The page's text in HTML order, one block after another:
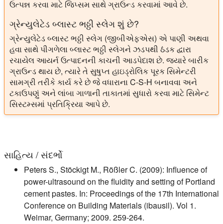
ઉત્પન્ન કરવા માટે જિપ્સમ સાથે ગ્રાઉન્ડ કરવામાં આવે છે.
ગ્રેન્યુલેટેડ બ્લાસ્ટ ભઠ્ઠી સ્લેગ શું છે?
ગ્રેન્યુલેટેડ બ્લાસ્ટ ભઠ્ઠી સ્લેગ (જીબીએફએસ) એ પાણી અથવા
હવા સાથે પીગળેલા બ્લાસ્ટ ભઠ્ઠી સ્લેગને ઝડપથી ઠંડક દ્વારા
રચાયેલ આયર્ન ઉત્પાદનની કાચની આડપેદાશ છે. જ્યારે બારીક
ગ્રાઉન્ડ થાય છે, ત્યારે તે સુષુપ્ત હાઇડ્રોલિક પૂરક સિમેન્ટરી
સામગ્રી તરીકે કાર્ય કરે છે જે વધારાના C-S-H બનાવવા અને
ટકાઉપણું અને લાંબા ગાળાની તાકાતમાં સુધારો કરવા માટે સિમેન્ટ
સિસ્ટમ્સમાં પ્રતિક્રિયા આપે છે.
સાહિત્ય / સંદર્ભો
Peters S., Stöckigt M., Rößler C. (2009): Influence of
power-ultrasound on the fluidity and setting of Portland
cement pastes. In: Proceedings of the 17th International
Conference on Building Materials (ibausil). Vol 1.
Weimar, Germany; 2009. 259-264.